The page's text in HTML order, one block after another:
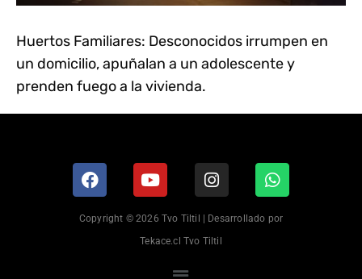
Huertos Familiares: Desconocidos irrumpen en
un domicilio, apuñalan a un adolescente y
prenden fuego a la vivienda.
Copyright © 2026 Tvo Tiltil | Desarrollado por
Tekace.cl Tvo Tiltil